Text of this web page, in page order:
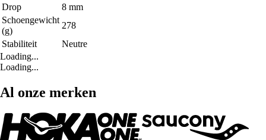
Drop
8 mm
Schoengewicht
(g)
278
Stabiliteit
Neutre
Loading...
Loading...
Al onze merken